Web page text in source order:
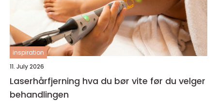
inspiration
11. July 2026
Laserhårfjerning hva du bør vite før du velger
behandlingen